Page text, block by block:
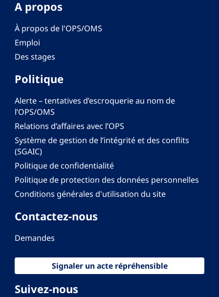
A propos
À propos de l'OPS/OMS
Emploi
Des stages
Politique
Alerte – tentatives d’escroquerie au nom de
l’OPS/OMS
Relations d’affaires avec l’OPS
Système de gestion de l’intégrité et des conflits
(SGAIC)
Politique de confidentialité
Politique de protection des données personnelles
Conditions générales d'utilisation du site
Contactez-nous
Demandes
Signaler un acte répréhensible
Suivez-nous